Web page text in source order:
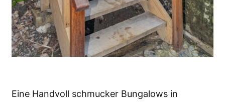
Eine Handvoll schmucker Bungalows in